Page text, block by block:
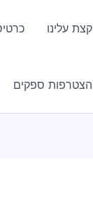
קצת עלינו
הצטרפות ספקים